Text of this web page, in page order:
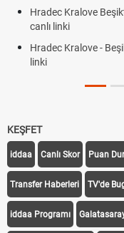
Hradec Kralove
canlı linki
Hradec Kralove -
linki
KEŞFET
iddaa Canlı Skor Puan
Transfer Haberleri TV'de
iddaa Programı